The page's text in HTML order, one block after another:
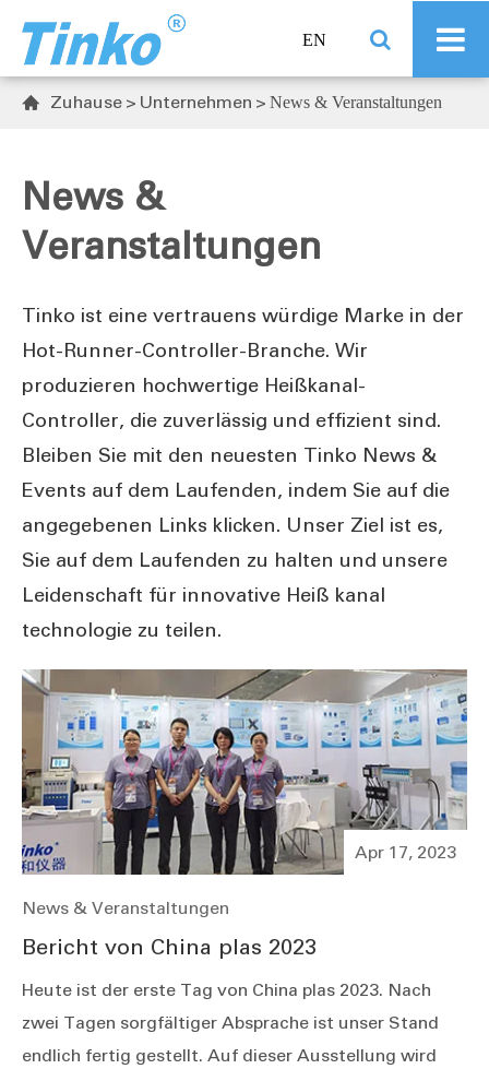
EN
 Zuhause Unternehmen News & Veranstaltungen
News &
Veranstaltungen
Tinko ist eine vertrauens würdige Marke in der
Hot-Runner-Controller-Branche. Wir
produzieren hochwertige Heißkanal-
Controller, die zuverlässig und effizient sind.
Bleiben Sie mit den neuesten Tinko News &
Events auf dem Laufenden, indem Sie auf die
angegebenen Links klicken. Unser Ziel ist es,
Sie auf dem Laufenden zu halten und unsere
Leidenschaft für innovative Heiß kanal
technologie zu teilen.
Apr 17, 2023
News & Veranstaltungen
Bericht von China plas 2023
Heute ist der erste Tag von China plas 2023. Nach
zwei Tagen sorgfältiger Absprache ist unser Stand
endlich fertig gestellt. Auf dieser Ausstellung wird